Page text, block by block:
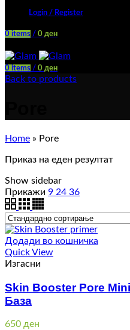
Login / Register
0 items / 0 ден
0 items / 0 ден
Back to products
Home » Pore
Приказ на еден резултат
Show sidebar
Прикажи 9 24 36
Додади во кошничка
Quick View
Изгасни
Skin Booster Pore
База
650 ден